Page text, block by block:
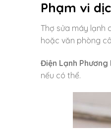
Phạm vi
Thợ sửa máy lạnh
hoặc văn phòng
Điện Lạnh Phương
nếu có thể.